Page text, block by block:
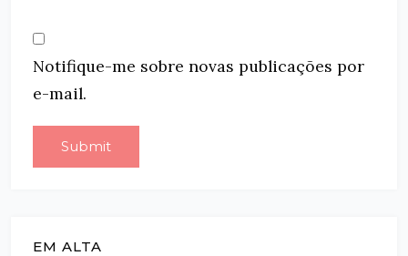
Notifique-me sobre novas publicações por
e-mail.
EM ALTA